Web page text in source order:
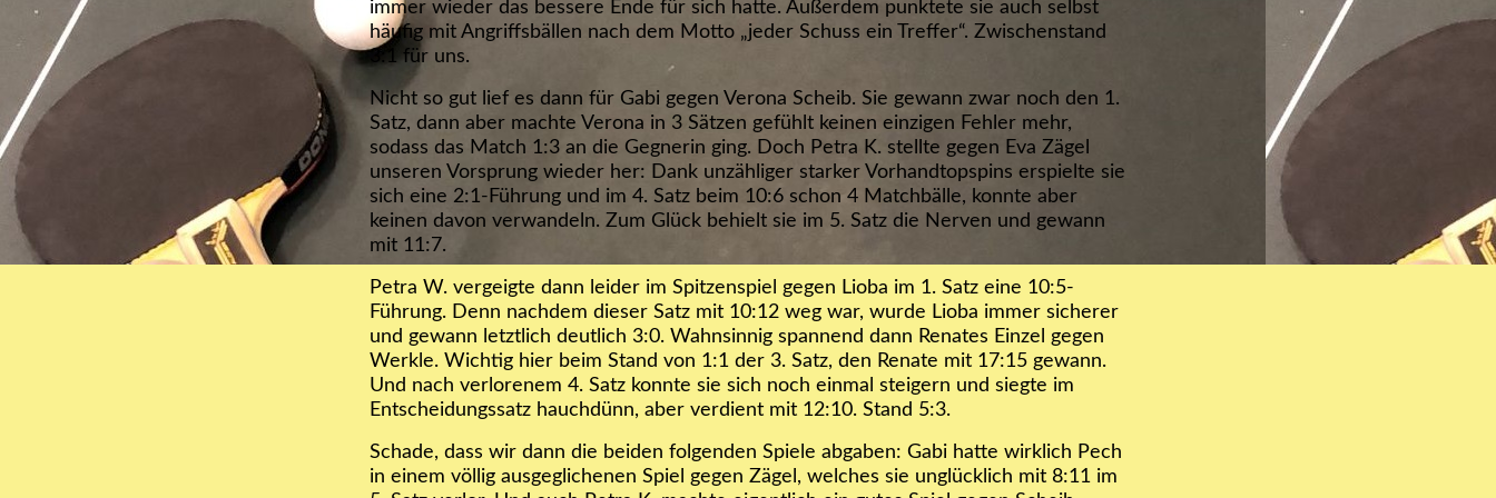
immer wieder das bessere Ende für sich hatte. Außerdem punktete sie auch selbst
häufig mit Angriffsbällen nach dem Motto „jeder Schuss ein Treffer“. Zwischenstand
3:1 für uns.
Nicht so gut lief es dann für Gabi gegen Verona Scheib. Sie gewann zwar noch den 1.
Satz, dann aber machte Verona in 3 Sätzen gefühlt keinen einzigen Fehler mehr,
sodass das Match 1:3 an die Gegnerin ging. Doch Petra K. stellte gegen Eva Zägel
unseren Vorsprung wieder her: Dank unzähliger starker Vorhandtopspins erspielte sie
sich eine 2:1-Führung und im 4. Satz beim 10:6 schon 4 Matchbälle, konnte aber
keinen davon verwandeln. Zum Glück behielt sie im 5. Satz die Nerven und gewann
mit 11:7.
Petra W. vergeigte dann leider im Spitzenspiel gegen Lioba im 1. Satz eine 10:5-
Führung. Denn nachdem dieser Satz mit 10:12 weg war, wurde Lioba immer sicherer
und gewann letztlich deutlich 3:0. Wahnsinnig spannend dann Renates Einzel gegen
Werkle. Wichtig hier beim Stand von 1:1 der 3. Satz, den Renate mit 17:15 gewann.
Und nach verlorenem 4. Satz konnte sie sich noch einmal steigern und siegte im
Entscheidungssatz hauchdünn, aber verdient mit 12:10. Stand 5:3.
Schade, dass wir dann die beiden folgenden Spiele abgaben: Gabi hatte wirklich Pech
in einem völlig ausgeglichenen Spiel gegen Zägel, welches sie unglücklich mit 8:11 im